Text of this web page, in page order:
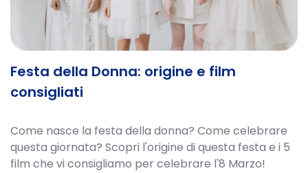
Festa della Donna: origine e film
consigliati
Come nasce la festa della donna? Come celebrare
questa giornata? Scopri l'origine di questa festa e i 5
film che vi consigliamo per celebrare l'8 Marzo!